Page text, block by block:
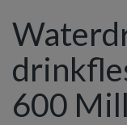
600